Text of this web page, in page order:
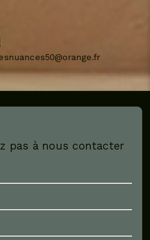
pas à nous contacter